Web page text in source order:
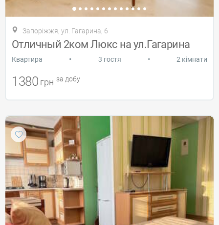
Запоріжжя, ул. Гагарина, 6
Отличный 2ком Люкс на ул.Гагарина
Квартира • 3 гостя • 2 кімнати
1380 грн за добу